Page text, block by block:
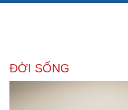
Giá cà phê
ĐỜI SỐNG